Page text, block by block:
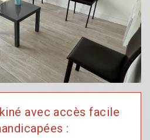
avec accès facile
: